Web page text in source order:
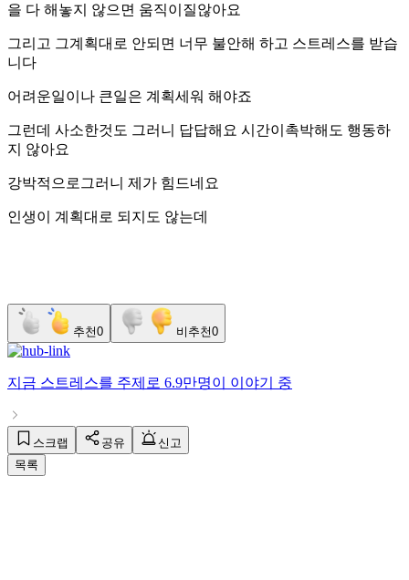
을 다 해놓지 않으면 움직이질않아요
그리고 그계획대로 안되면 너무 불안해 하고 스트레스를 받습
니다
어려운일이나 큰일은 계획세워 해야죠
그런데 사소한것도 그러니 답답해요 시간이촉박해도 행동하
지 않아요
강박적으로그러니 제가 힘드네요
인생이 계획대로 되지도 않는데
추천0 비추천0
지금 스트레스를 주제로 6.9만명이 이야기 중
스크랩 공유
신고
목록